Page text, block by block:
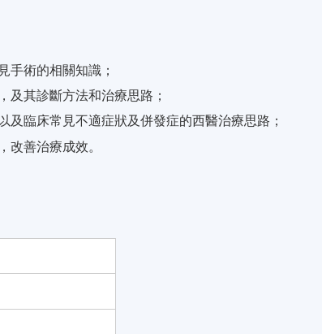
手術的相關知識；
及其診斷方法和治療思路；
臨床常見不適症狀及併發症的西醫治療思路；
改善治療成效。